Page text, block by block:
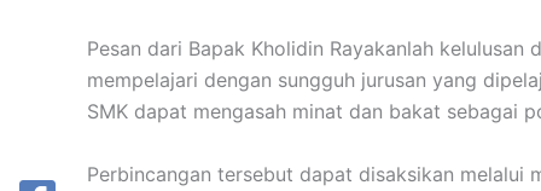
Pesan dari Bapak Kholidin Rayakanlah
mempelajari dengan sungguh jurusan yang
SMK dapat mengasah minat dan bakat sebagai
Perbincangan tersebut dapat disaksikan melalui